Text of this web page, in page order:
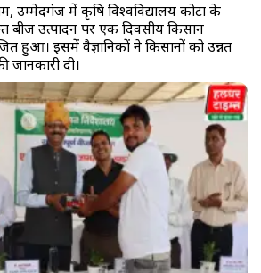
उम्मेदगंज में कृषि विश्वविद्यालय कोटा के
बीज उत्पादन पर एक दिवसीय किसान
हुआ। इसमें वैज्ञानिकों ने किसानों को उन्नत
जानकारी दी।